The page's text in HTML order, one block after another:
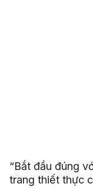
“Bắt đầu đúng
trang thiết thực